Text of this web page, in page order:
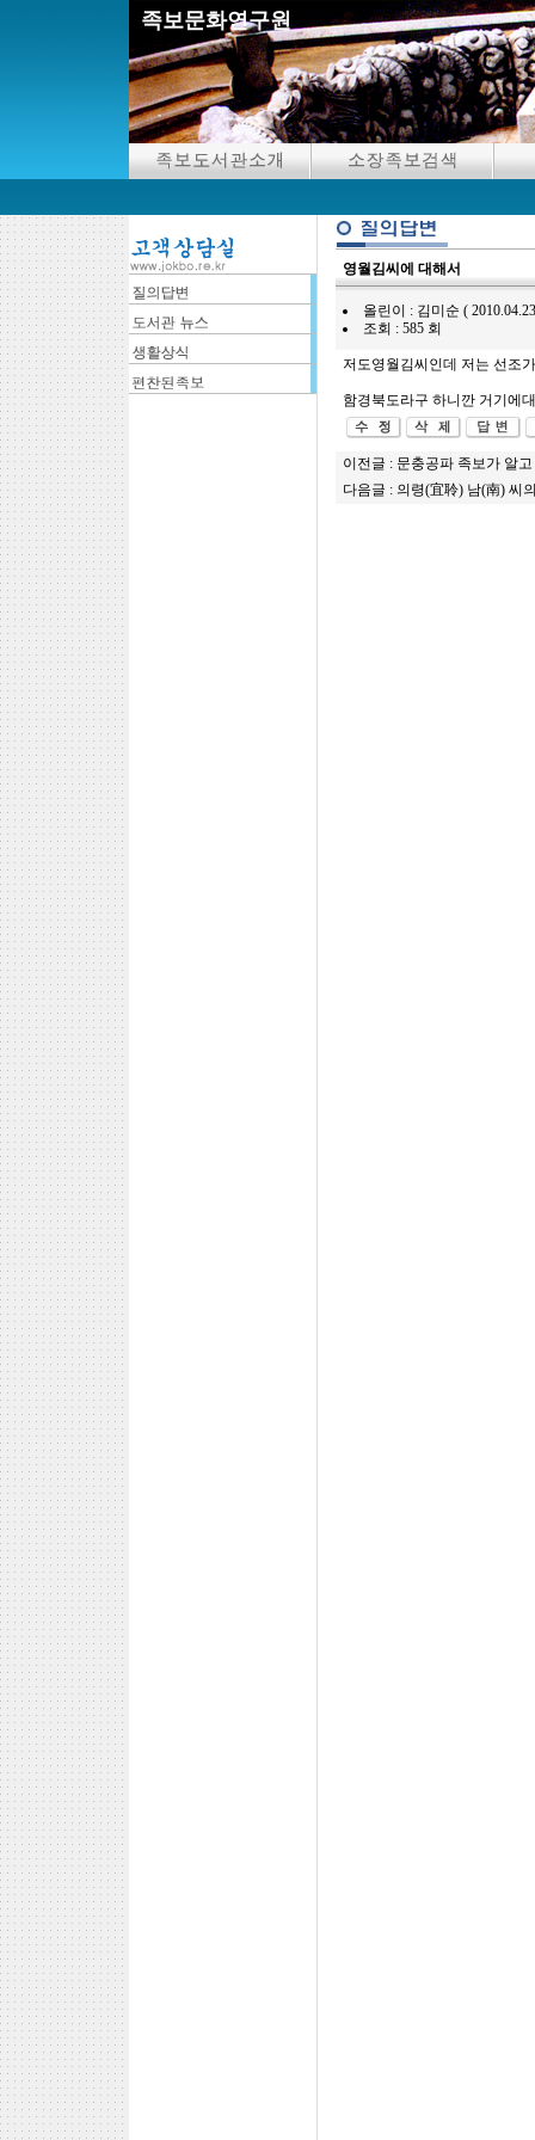
족보문화연구원
영월김씨에 대해서
올린이 : 김미순 (
조회 : 585 회
저도영월김씨인데 저는 선조
함경북도라구 하니깐 거기에
이전글 : 문충공파 족보가 알
다음글 : 의령(宜聆) 남(南) 씨